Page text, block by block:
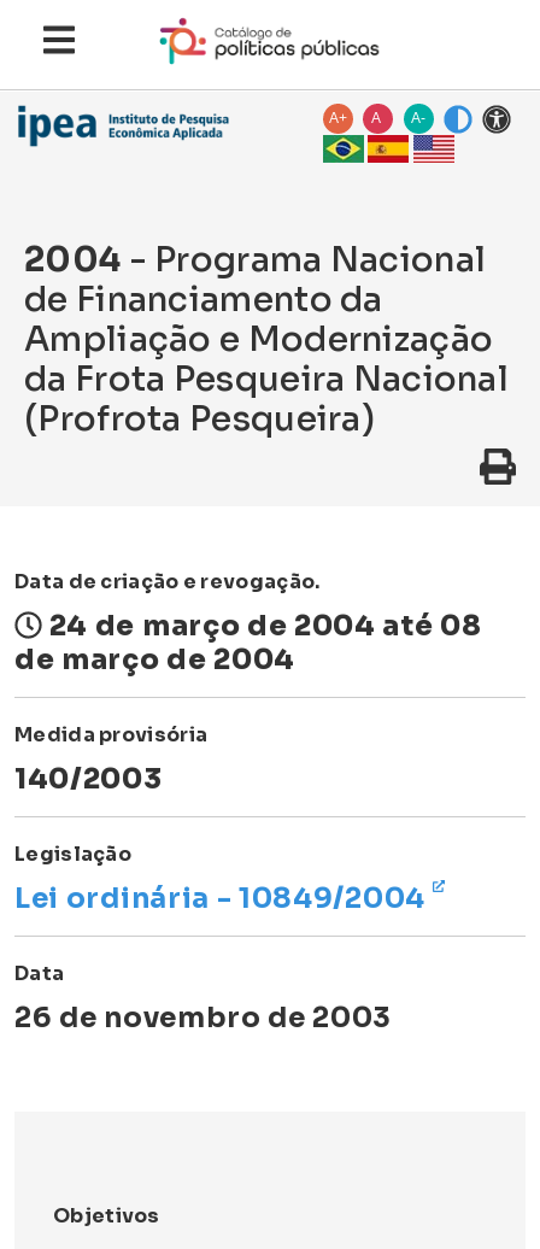
A+ A A-
2004 - Programa Nacional
de Financiamento da
Ampliação e Modernização
da Frota Pesqueira Nacional
(Profrota Pesqueira)
Data de criação e revogação.
24 de março de 2004 até 08
de março de 2004
Medida provisória
140/2003
Legislação
Lei ordinária - 10849/2004
Data
26 de novembro de 2003
Objetivos